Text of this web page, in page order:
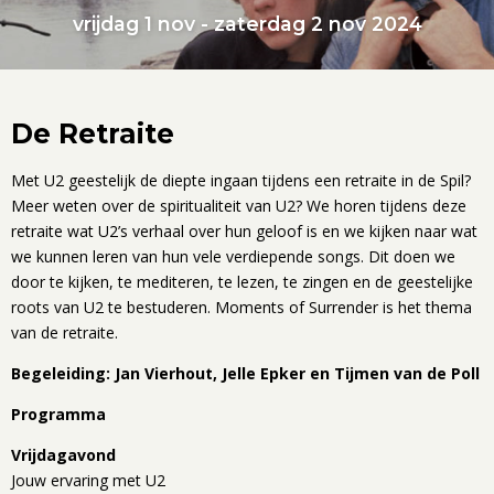
vrijdag 1 nov - zaterdag 2 nov 2024
De Retraite
Met U2 geestelijk de diepte ingaan tijdens een retraite in de Spil?
Meer weten over de spiritualiteit van U2? We horen tijdens deze
retraite wat U2’s verhaal over hun geloof is en we kijken naar wat
we kunnen leren van hun vele verdiepende songs. Dit doen we
door te kijken, te mediteren, te lezen, te zingen en de geestelijke
roots van U2 te bestuderen. Moments of Surrender is het thema
van de retraite.
Begeleiding: Jan Vierhout, Jelle Epker en Tijmen van de Poll
Programma
Vrijdagavond
Jouw ervaring met U2